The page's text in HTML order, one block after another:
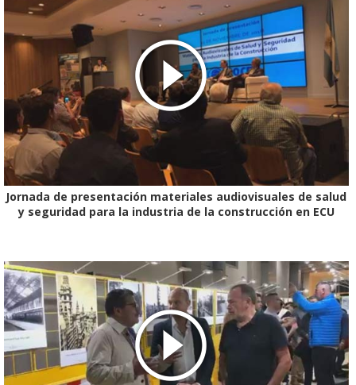
Jornada de presentación materiales audiovisuales de salud
y seguridad para la industria de la construcción en ECU